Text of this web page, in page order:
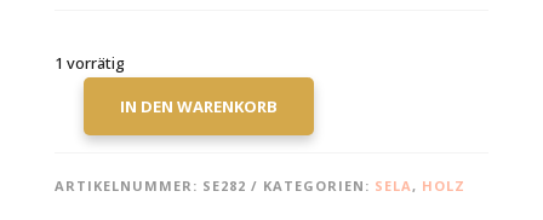
1 vorrätig
IN DEN WARENKORB
ARTIKELNUMMER: SE282 KATEGORIEN: SELA, HOLZ